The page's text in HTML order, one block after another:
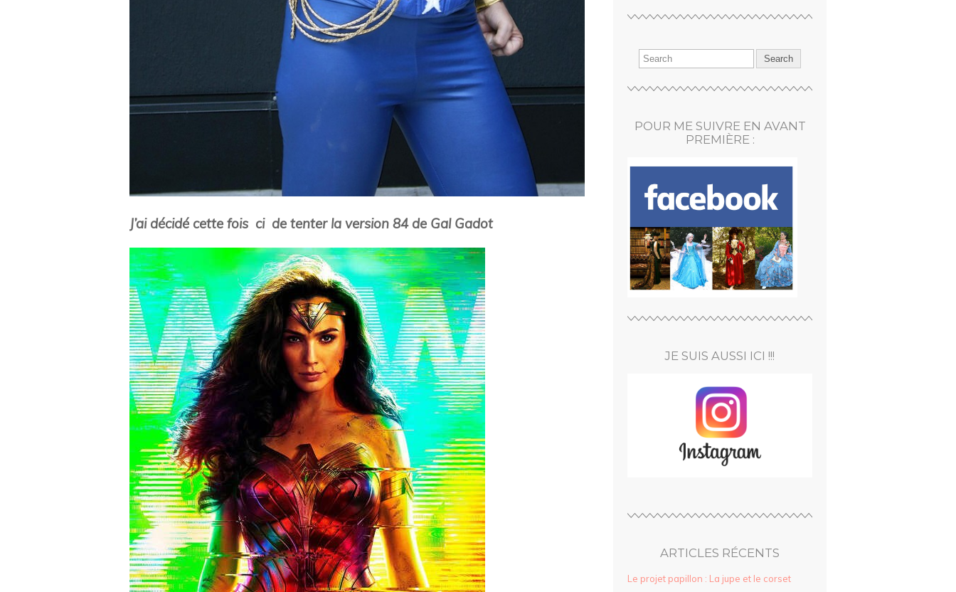
J’ai décidé cette fois ci de tenter la version 84 de Gal Gadot
POUR ME SUIVRE EN AVANT
PREMIÈRE :
JE SUIS AUSSI ICI !!!
ARTICLES RÉCENTS
Le projet papillon : La jupe et le corset